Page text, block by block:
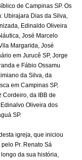
de Campinas SP. Os
Ubirajara Dias da Silva,
Edinaldo Oliveira
José Marcelo
Margarida, José
em Jurucê SP, Jorge
e Fábio Ossamu
da Silva, da
em Campinas SP,
Cordeiro, da IBB de
Oliveira dos
SP.
igreja, que iniciou
Pr. Renato Sá
da sua história,